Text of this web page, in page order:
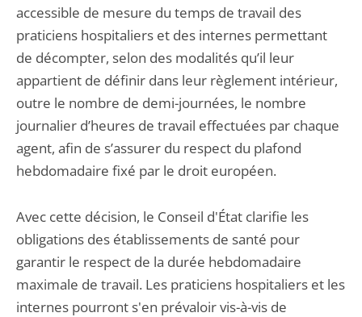
accessible de mesure du temps de travail des
praticiens hospitaliers et des internes permettant
de décompter, selon des modalités qu’il leur
appartient de définir dans leur règlement intérieur,
outre le nombre de demi-journées, le nombre
journalier d’heures de travail effectuées par chaque
agent, afin de s’assurer du respect du plafond
hebdomadaire fixé par le droit européen.
Avec cette décision, le Conseil d'État clarifie les
obligations des établissements de santé pour
garantir le respect de la durée hebdomadaire
maximale de travail. Les praticiens hospitaliers et les
internes pourront s'en prévaloir vis-à-vis de